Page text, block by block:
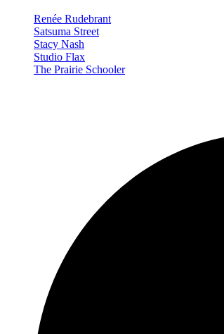
Renée Rudebrant
Satsuma Street
Stacy Nash
Studio Flax
The Prairie Schooler